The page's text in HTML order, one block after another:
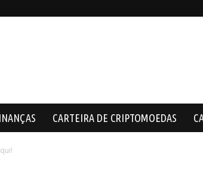
CARTEIRA DE CRIPTOMOEDAS